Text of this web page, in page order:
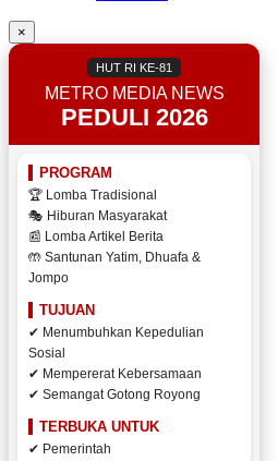
×
HUT RI KE-81
METRO MEDIA NEWS
PEDULI 2026
PROGRAM
🏆 Lomba Tradisional
🎭 Hiburan Masyarakat
📰 Lomba Artikel Berita
🤲 Santunan Yatim, Dhuafa &
Jompo
TUJUAN
✔ Menumbuhkan Kepedulian
Sosial
✔ Mempererat Kebersamaan
✔ Semangat Gotong Royong
TERBUKA UNTUK
✔ Pemerintah